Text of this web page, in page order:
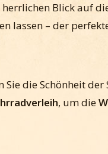
Blick auf
lassen – der
die Schönheit
, um die